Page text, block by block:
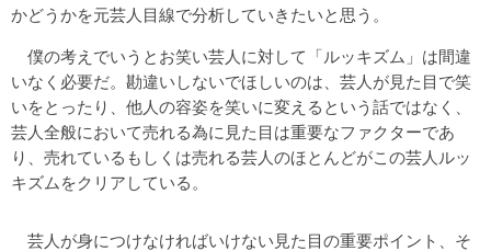
かどうかを元芸人目線で分析していきたいと思う。
僕の考えでいうとお笑い芸人に対して「ルッキズム」は間違
いなく必要だ。勘違いしないでほしいのは、芸人が見た目で笑
いをとったり、他人の容姿を笑いに変えるという話ではなく、
芸人全般において売れる為に見た目は重要なファクターであ
り、売れているもしくは売れる芸人のほとんどがこの芸人ルッ
キズムをクリアしている。
芸人が身につけなければいけない見た目の重要ポイント、そ